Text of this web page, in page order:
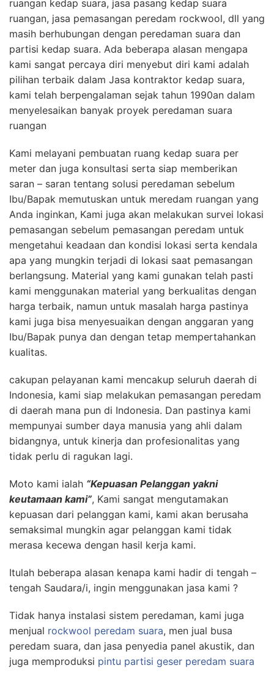
ruangan kedap suara, jasa pasang kedap suara
ruangan, jasa pemasangan peredam rockwool, dll yang
masih berhubungan dengan peredaman suara dan
partisi kedap suara. Ada beberapa alasan mengapa
kami sangat percaya diri menyebut diri kami adalah
pilihan terbaik dalam Jasa kontraktor kedap suara,
kami telah berpengalaman sejak tahun 1990an dalam
menyelesaikan banyak proyek peredaman suara
ruangan
Kami melayani pembuatan ruang kedap suara per
meter dan juga konsultasi serta siap memberikan
saran – saran tentang solusi peredaman sebelum
Ibu/Bapak memutuskan untuk meredam ruangan yang
Anda inginkan, Kami juga akan melakukan survei lokasi
pemasangan sebelum pemasangan peredam untuk
mengetahui keadaan dan kondisi lokasi serta kendala
apa yang mungkin terjadi di lokasi saat pemasangan
berlangsung. Material yang kami gunakan telah pasti
kami menggunakan material yang berkualitas dengan
harga terbaik, namun untuk masalah harga pastinya
kami juga bisa menyesuaikan dengan anggaran yang
Ibu/Bapak punya dan dengan tetap mempertahankan
kualitas.
cakupan pelayanan kami mencakup seluruh daerah di
Indonesia, kami siap melakukan pemasangan peredam
di daerah mana pun di Indonesia. Dan pastinya kami
mempunyai sumber daya manusia yang ahli dalam
bidangnya, untuk kinerja dan profesionalitas yang
tidak perlu di ragukan lagi.
Moto kami ialah “Kepuasan Pelanggan yakni
keutamaan kami”, Kami sangat mengutamakan
kepuasan dari pelanggan kami, kami akan berusaha
semaksimal mungkin agar pelanggan kami tidak
merasa kecewa dengan hasil kerja kami.
Itulah beberapa alasan kenapa kami hadir di tengah –
tengah Saudara/i, ingin menggunakan jasa kami ?
Tidak hanya instalasi sistem peredaman, kami juga
menjual rockwool peredam suara, men jual busa
peredam suara, dan jasa penyedia panel akustik, dan
juga memproduksi pintu partisi geser peredam suara